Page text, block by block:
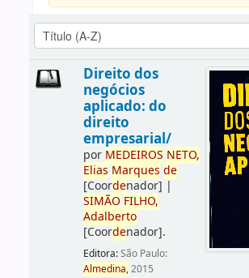
Direito dos
negócios
aplicado: do
direito
empresarial/
por MEDEIROS NETO,
Elias Marques de
[Coordenador] |
SIMÃO FILHO,
Adalberto
[Coordenador].
Editora:São Paulo:
Almedina,2015